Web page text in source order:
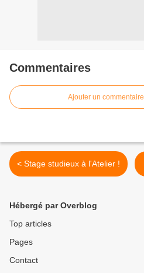
Commentaires
Ajouter un commentaire
< Stage studieux à l'Atelier !
Hébergé par Overblog
Top articles
Pages
Contact